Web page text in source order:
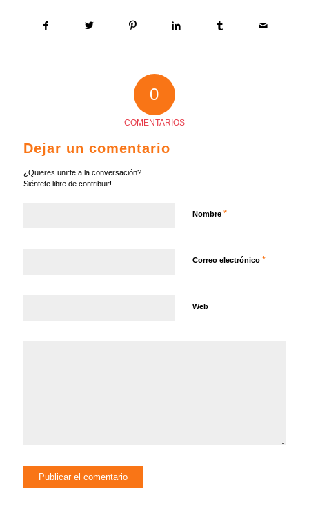
0
COMENTARIOS
Dejar un comentario
¿Quieres unirte a la conversación?
Siéntete libre de contribuir!
Nombre *
Correo electrónico *
Web